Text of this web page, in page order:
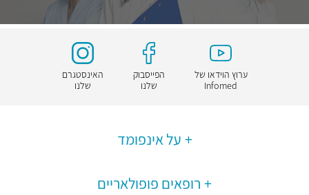
ערוץ הוידאו של
Infomed
הפייסבוק
שלנו
האינסטגרם
שלנו
על אינפומד
רופאים פופולאריים